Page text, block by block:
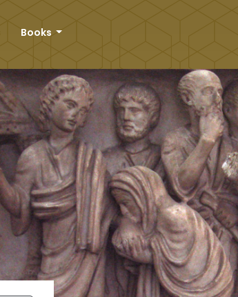
Books